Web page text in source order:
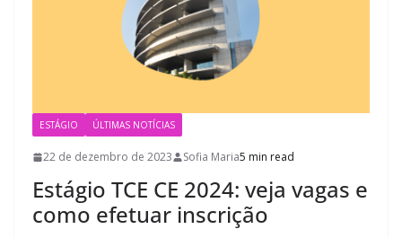
ESTÁGIO ÚLTIMAS NOTÍCIAS
22 de dezembro de 2023 Sofia Maria5 min read
Estágio TCE CE 2024: veja vagas e
como efetuar inscrição